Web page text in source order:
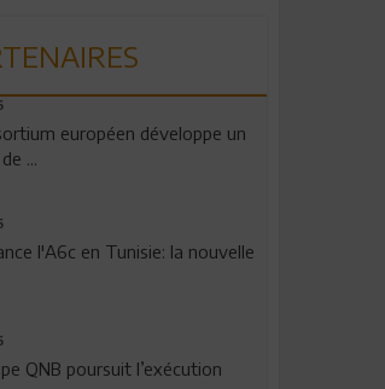
européen développe un
...
l'A6c en Tunisie: la nouvelle
QNB poursuit l’exécution